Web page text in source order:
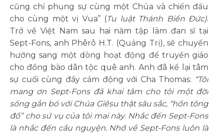
cũng chỉ phụng sự cùng một Chúa và chiến đấu
cho cùng một vị Vua” (Tu luật Thánh Biển Đức).
Trở về Việt Nam sau hai năm tập làm đan sĩ tại
Sept-Fons, anh Phêrô H.T. (Quảng Trị), sẽ chuyển
hướng sang một dòng hoạt động để truyền giáo
cho đồng bào dân tộc quê anh. Anh đã kể lại tâm
sự cuối cùng đầy cảm động với Cha Thomas: “Tôi
mang ơn Sept-Fons đã khai tâm cho tôi một đời
sống gắn bó với Chúa Giêsu thật sâu sắc, “hồn tông
đồ” cho sứ vụ của tôi mai này. Nhắc đến Sept-Fons
là nhắc đến cầu nguyện. Nhớ về Sept-Fons luôn là